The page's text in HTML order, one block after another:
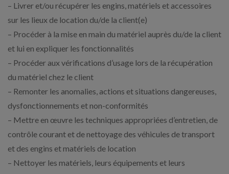
– Livrer et/ou récupérer les engins, matériels et accessoires
sur les lieux de location du/de la client(e)
– Procéder à la mise en main du matériel auprès du/de la client
et lui en expliquer les fonctionnalités
– Procéder aux vérifications d’usage lors de la récupération
du matériel chez le client
– Remonter les anomalies, actions et situations dangereuses,
dysfonctionnements et non-conformités
– Mettre en œuvre les techniques appropriées d’entretien, de
contrôle courant et de nettoyage des véhicules de transport
et des engins et matériels de location
– Nettoyer les matériels, leurs équipements et leurs